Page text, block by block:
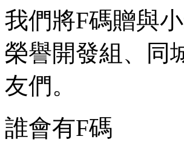
我們將F碼贈與
榮譽開發組、同
友們。
誰會有F碼